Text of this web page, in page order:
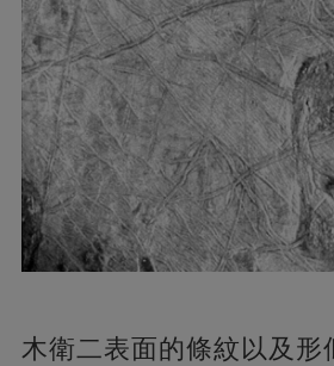
木衛二表面的條紋以及形